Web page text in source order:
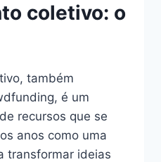
coletivo: o
também
é um
recursos que se
anos como uma
transformar ideias